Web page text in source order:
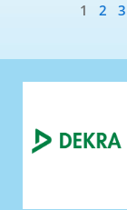
1
2 3